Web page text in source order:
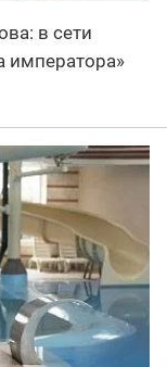
в сети
императора»